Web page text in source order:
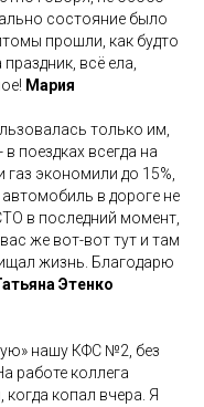
состояние было
прошли, как будто
всё ела,
Мария
только им,
поездках всегда на
экономили до 15%,
в дороге не
в последний момент,
же вот-вот тут и там
жизнь. Благодарю
Этенко
нашу КФС №2, без
работе коллега
копал вчера. Я